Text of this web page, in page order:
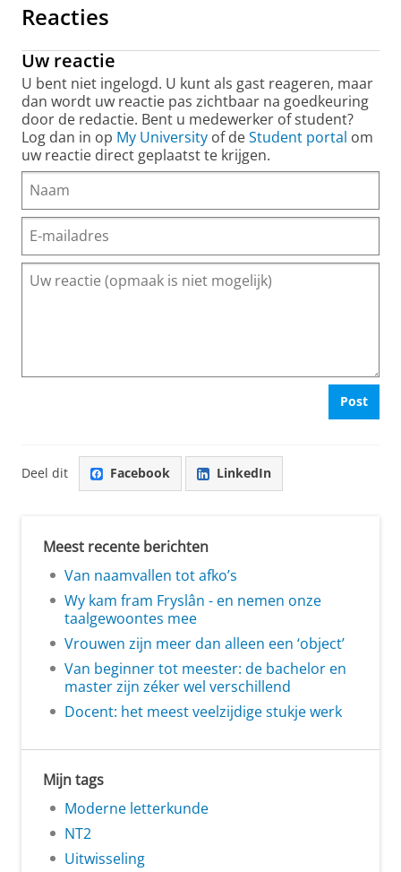
Reacties
Uw reactie
U bent niet ingelogd. U kunt als gast reageren, maar
dan wordt uw reactie pas zichtbaar na goedkeuring
door de redactie. Bent u medewerker of student?
Log dan in op My University of deStudent portal om
uw reactie direct geplaatst te krijgen.
Post
Deel dit Facebook LinkedIn
Meest recente berichten
Van naamvallen tot afko’s
Wy kam fram Fryslân - en nemen onze
taalgewoontes mee
Vrouwen zijn meer dan alleen een ‘object’
Van beginner tot meester: de bachelor en
master zijn zéker wel verschillend
Docent: het meest veelzijdige stukje werk
Mijn tags
Moderne letterkunde
NT2
Uitwisseling